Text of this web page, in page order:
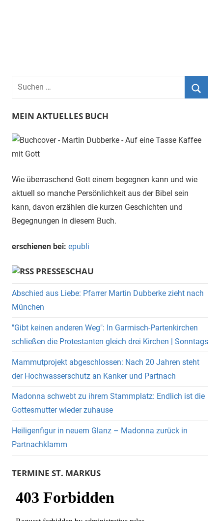
Suchen
nach:
MEIN AKTUELLES BUCH
Wie überraschend Gott einem begegnen kann und wie
aktuell so manche Persönlichkeit aus der Bibel sein
kann, davon erzählen die kurzen Geschichten und
Begegnungen in diesem Buch.
erschienen bei: epubli
PRESSESCHAU
Abschied aus Liebe: Pfarrer Martin Dubberke zieht nach
München
"Gibt keinen anderen Weg": In Garmisch-Partenkirchen
schließen die Protestanten gleich drei Kirchen | Sonntags
Mammutprojekt abgeschlossen: Nach 20 Jahren steht
der Hochwasserschutz an Kanker und Partnach
Madonna schwebt zu ihrem Stammplatz: Endlich ist die
Gottesmutter wieder zuhause
Heiligenfigur in neuem Glanz – Madonna zurück in
Partnachklamm
TERMINE ST. MARKUS